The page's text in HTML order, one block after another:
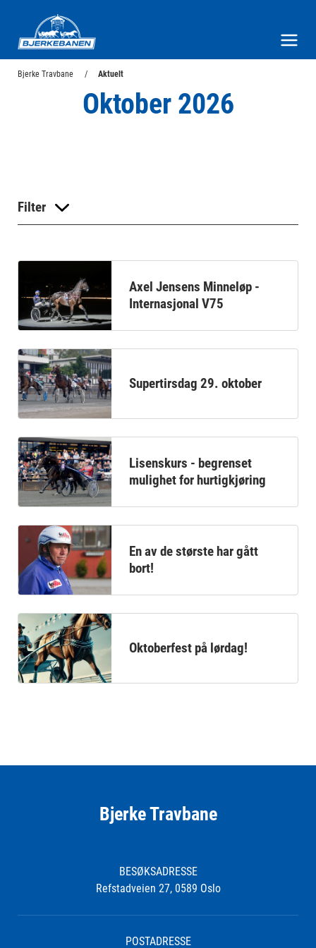
Bjerke Travbane Aktuelt
Oktober 2026
Filter
Axel Jensens Minneløp -
Internasjonal V75
Supertirsdag 29. oktober
Lisenskurs - begrenset
mulighet for hurtigkjøring
En av de største har gått
bort!
Oktoberfest på lørdag!
Bjerke Travbane
BESØKSADRESSE
Refstadveien 27, 0589 Oslo
POSTADRESSE